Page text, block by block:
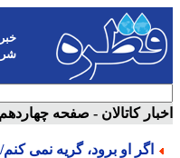
-
شرعی
کاتالان - صفحه چهاردهم
اگر او برود، گریه نمی کنم/